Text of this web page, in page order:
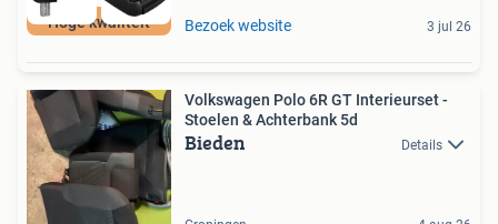
Hoge kwaliteit Bezoek website 3 jul 26
Volkswagen Polo 6R GT Interieurset -
Stoelen & Achterbank 5d
Bieden Details